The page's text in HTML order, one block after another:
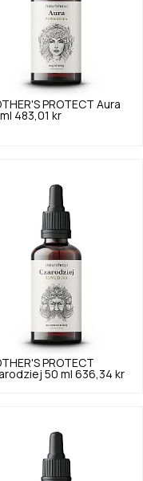
PROTECT Aura
483,01 kr
PROTECT
50 ml 636,34 kr